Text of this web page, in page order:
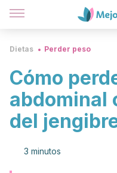
Dietas Perder peso
Cómo
abdominal
del
3 minutos